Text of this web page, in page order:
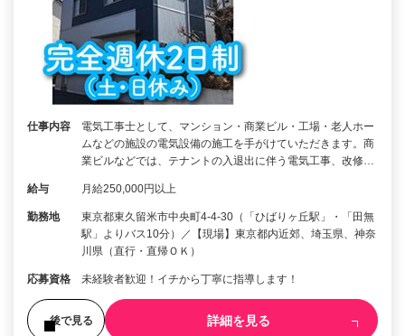
仕事内容
電気工事士として、マンション・商業ビル・工場・老人ホー
ムなどの施設の電気設備の施工を手がけていただきます。商
業ビルなどでは、テナントの入退出に伴う電気工事、改修…
給与 月給250,000円以上
勤務地
東京都東久留米市中央町4-4-30（「ひばりヶ丘駅」・「田無
駅」よりバス10分）／【現場】東京都内近郊、埼玉県、神奈
川県（直行・直帰ＯＫ）
応募資格 未経験者歓迎！イチから丁寧に指導します！
後で見る 詳細を見る